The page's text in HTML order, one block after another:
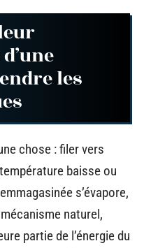
les
chose : filer vers
baisse ou
s’évapore,
naturel,
partie de l’énergie du